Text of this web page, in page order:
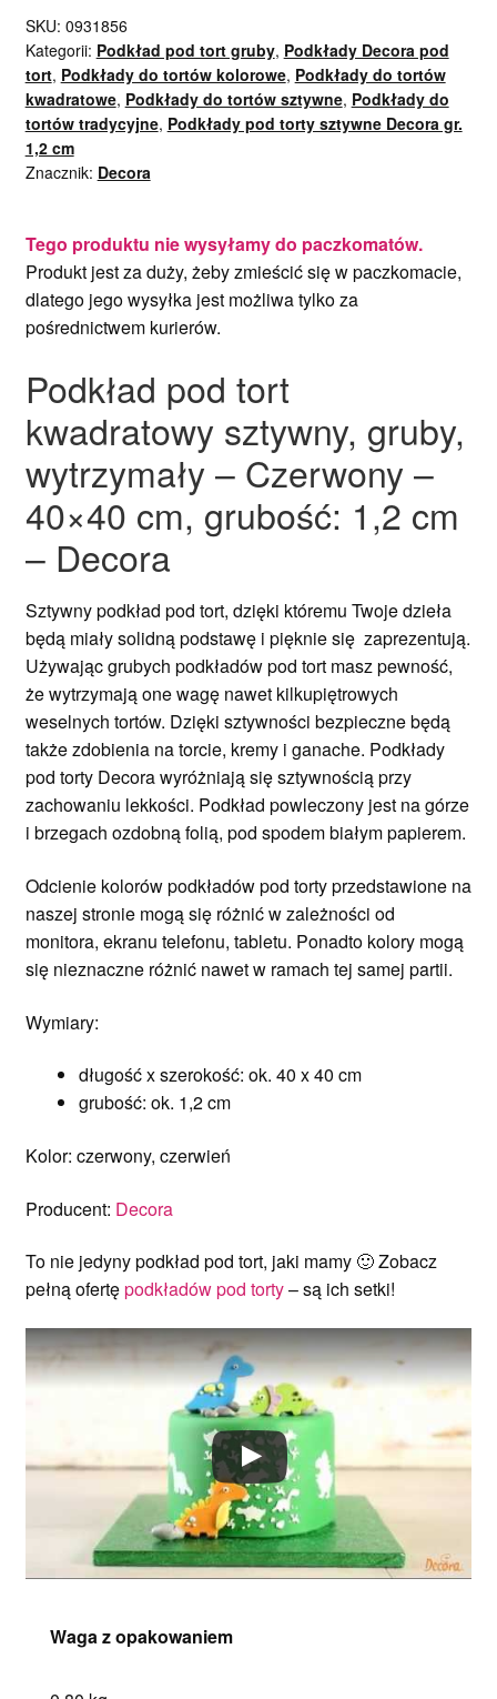
SKU: 0931856
Kategorii: Podkład pod tort gruby, Podkłady Decora pod
tort, Podkłady do tortów kolorowe, Podkłady do tortów
kwadratowe, Podkłady do tortów sztywne, Podkłady do
tortów tradycyjne, Podkłady pod torty sztywne Decora gr.
1,2 cm
Znacznik: Decora
Tego produktu nie wysyłamy do paczkomatów.
Produkt jest za duży, żeby zmieścić się w paczkomacie,
dlatego jego wysyłka jest możliwa tylko za
pośrednictwem kurierów.
Podkład pod tort
kwadratowy sztywny, gruby,
wytrzymały – Czerwony –
40×40 cm, grubość: 1,2 cm
– Decora
Sztywny podkład pod tort, dzięki któremu Twoje dzieła
będą miały solidną podstawę i pięknie się zaprezentują.
Używając grubych podkładów pod tort masz pewność,
że wytrzymają one wagę nawet kilkupiętrowych
weselnych tortów. Dzięki sztywności bezpieczne będą
także zdobienia na torcie, kremy i ganache. Podkłady
pod torty Decora wyróżniają się sztywnością przy
zachowaniu lekkości. Podkład powleczony jest na górze
i brzegach ozdobną folią, pod spodem białym papierem.
Odcienie kolorów podkładów pod torty przedstawione na
naszej stronie mogą się różnić w zależności od
monitora, ekranu telefonu, tabletu. Ponadto kolory mogą
się nieznaczne różnić nawet w ramach tej samej partii.
Wymiary:
długość x szerokość: ok. 40 x 40 cm
grubość: ok. 1,2 cm
Kolor: czerwony, czerwień
Producent: Decora
To nie jedyny podkład pod tort, jaki mamy 🙂 Zobacz
pełną ofertępodkładów pod torty– są ich setki!
Waga z opakowaniem